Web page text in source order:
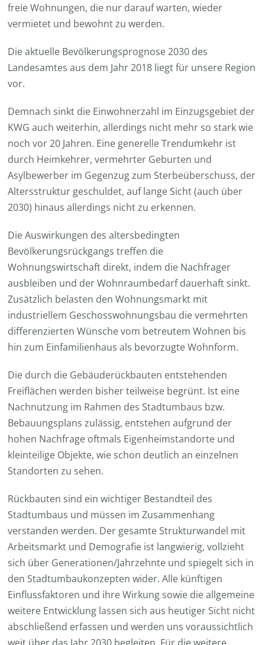
freie Wohnungen, die nur darauf warten, wieder
vermietet und bewohnt zu werden.
Die aktuelle Bevölkerungsprognose 2030 des
Landesamtes aus dem Jahr 2018 liegt für unsere Region
vor.
Demnach sinkt die Einwohnerzahl im Einzugsgebiet der
KWG auch weiterhin, allerdings nicht mehr so stark wie
noch vor 20 Jahren. Eine generelle Trendumkehr ist
durch Heimkehrer, vermehrter Geburten und
Asylbewerber im Gegenzug zum Sterbeüberschuss, der
Altersstruktur geschuldet, auf lange Sicht (auch über
2030) hinaus allerdings nicht zu erkennen.
Die Auswirkungen des altersbedingten
Bevölkerungsrückgangs treffen die
Wohnungswirtschaft direkt, indem die Nachfrager
ausbleiben und der Wohnraumbedarf dauerhaft sinkt.
Zusätzlich belasten den Wohnungsmarkt mit
industriellem Geschosswohnungsbau die vermehrten
differenzierten Wünsche vom betreutem Wohnen bis
hin zum Einfamilienhaus als bevorzugte Wohnform.
Die durch die Gebäuderückbauten entstehenden
Freiflächen werden bisher teilweise begrünt. Ist eine
Nachnutzung im Rahmen des Stadtumbaus bzw.
Bebauungsplans zulässig, entstehen aufgrund der
hohen Nachfrage oftmals Eigenheimstandorte und
kleinteilige Objekte, wie schon deutlich an einzelnen
Standorten zu sehen.
Rückbauten sind ein wichtiger Bestandteil des
Stadtumbaus und müssen im Zusammenhang
verstanden werden. Der gesamte Strukturwandel mit
Arbeitsmarkt und Demografie ist langwierig, vollzieht
sich über Generationen/Jahrzehnte und spiegelt sich in
den Stadtumbaukonzepten wider. Alle künftigen
Einflussfaktoren und ihre Wirkung sowie die allgemeine
weitere Entwicklung lassen sich aus heutiger Sicht nicht
abschließend erfassen und werden uns voraussichtlich